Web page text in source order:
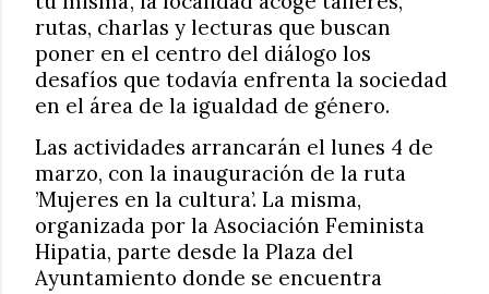
rutas, charlas y lecturas que buscan
poner en el centro del diálogo los
desafíos que todavía enfrenta la sociedad
en el área de la igualdad de género.
Las actividades arrancarán el lunes 4 de
marzo, con la inauguración de la ruta
’Mujeres en la cultura’. La misma,
organizada por la Asociación Feminista
Hipatia, parte desde la Plaza del
Ayuntamiento donde se encuentra